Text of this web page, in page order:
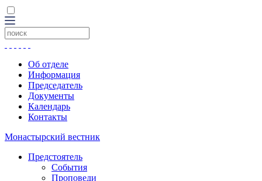
Об отделе
Информация
Председатель
Документы
Календарь
Контакты
Монастырский вестник
Предстоятель
События
Проповеди